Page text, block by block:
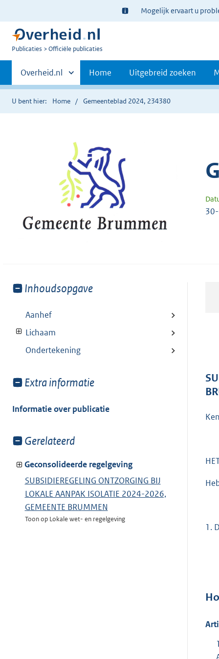
Ter
informatie:
Mogelijk ervaart u
U
Publicaties Officiële publicaties
Primaire
navigatie
Andere
sites
binnen
Overheid.nl Home Uitgebreid zoeken
U bent hier: Home Gemeenteblad 2024, 234380
Toon
van:
Inhoudsopgave
Aanhef
Lichaam
Ondertekening
Toon
van:
Extra informatie
Informatie over publicatie
Toon
van:
Gerelateerd
Geconsolideerde regelgeving
SUBSIDIEREGELING ONTZORGING BIJ
LOKALE AANPAK ISOLATIE 2024-2026,
GEMEENTE BRUMMEN
Toon op Lokale wet- en regelgeving
1.